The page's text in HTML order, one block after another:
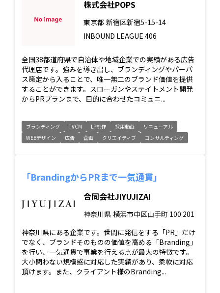
株式会社POPS
東京都 新宿区新宿5-15-14
INBOUND LEAGUE 406
全国38都道府県で自治体や地域企業での実績がある広告
代理店です。強みを導き出し、ブランディングやパーパ
ス策定から入ることで、唯一無二のブランド価値を提供
することができます。スローガンやステイトメント開発
からPRプランまで、目的に合わせたコミュニ...
ブランディング TVCM LP制作 採用動画
リニューアル
WEBデザイン
広告 企画 クリエイティブ コンサルティング
「BrandingからPRまで一気通貫」
合同会社JIYUJIZAI
神奈川県 横浜市中区山手町 100 201
神奈川県にある企業です。世間に発信をする「PR」だけ
でなく、ブランドそのものの価値を高める「Branding」
を行い、一気通貫で事業を行える点が最大の特徴です。
大小問わない規模感に対応した実績があり、柔軟に対応
頂けます。また、クライアント様のBranding...